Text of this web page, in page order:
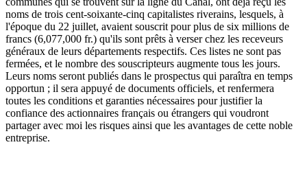
noms de trois cent-soixante-cinq capitalistes riverains, lesquels, à
l'époque du 22 juillet, avaient souscrit pour plus de six millions de
francs (6,077,000 fr.) qu'ils sont prêts à verser chez les receveurs
généraux de leurs départements respectifs. Ces listes ne sont pas
fermées, et le nombre des souscripteurs augmente tous les jours.
Leurs noms seront publiés dans le prospectus qui paraîtra en temps
opportun ; il sera appuyé de documents officiels, et renfermera
toutes les conditions et garanties nécessaires pour justifier la
confiance des actionnaires français ou étrangers qui voudront
partager avec moi les risques ainsi que les avantages de cette noble
entreprise.